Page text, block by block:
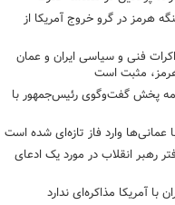
هرمز در گرو خروج آمریکا از
فنی و سیاسی ایران و عمان
هرمز، مثبت است
پخش گفت‌وگوی رئیس‌جمهور با
عمانی‌ها وارد فاز تازه‌ای شده است
رهبر انقلاب در مورد یک ادعای
با آمریکا مذاکره‌ای ندارد